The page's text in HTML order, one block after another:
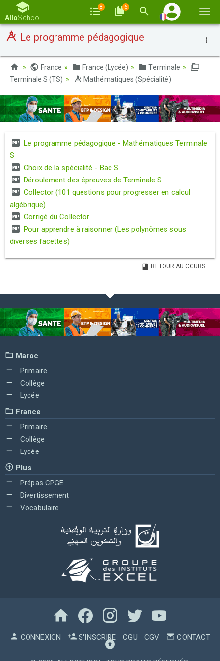
la
AlloSchool
8 6
Le programme pédagogique
France France (Lycée)
Terminale
Terminale S (TS)
Mathématiques (Spécialité)
Le programme pédagogique - Mathématiques Terminale
S
Choix de la spécialité - Bac S
Déroulement des épreuves de Terminale S
Collector (101 questions pour progresser en calcul
algébrique)
Corrigé du Collector
Pour apprendre à raisonner (Les polynômes sous
diverses facettes)
RETOUR AU COURS
Maroc
Primaire
Collège
Lycée
France
Primaire
Collège
Lycée
Plus
Prépas CPGE
Divertissement
Vocabulaire
CONNEXION S'INSCRIRE CGU CGV CONTACT